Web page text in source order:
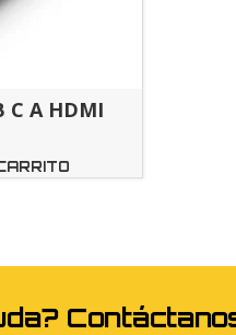
C A HDMI